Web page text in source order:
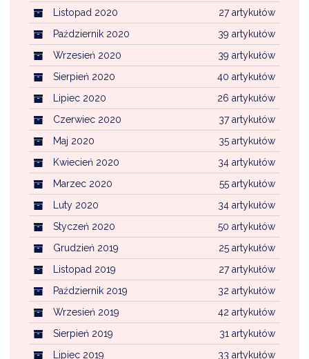
27 artykułów
Listopad 2020
39 artykułów
Październik 2020
39 artykułów
Wrzesień 2020
40 artykułów
Sierpień 2020
26 artykułów
Lipiec 2020
37 artykułów
Czerwiec 2020
35 artykułów
Maj 2020
34 artykułów
Kwiecień 2020
55 artykułów
Marzec 2020
34 artykułów
Luty 2020
50 artykułów
Styczeń 2020
25 artykułów
Grudzień 2019
27 artykułów
Listopad 2019
32 artykułów
Październik 2019
42 artykułów
Wrzesień 2019
31 artykułów
Sierpień 2019
33 artykułów
Lipiec 2019